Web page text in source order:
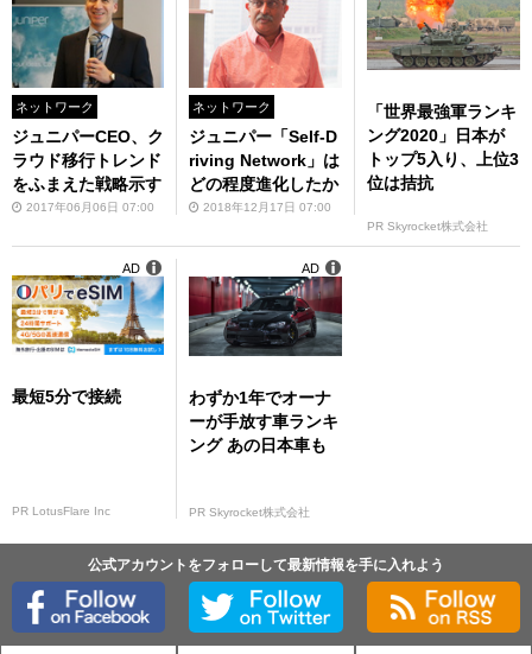
ネットワーク
ジュニパーCEO、ク
ラウド移行トレンド
をふまえた戦略示す
2017年06月06日 07:00
ネットワーク
ジュニパー「Self-D
riving Network」は
どの程度進化したか
2018年12月17日 07:00
「世界最強軍ランキ
ング2020」日本が
トップ5入り、上位3
位は拮抗
PR Skyrocket株式会社
最短5分で接続
PR LotusFlare Inc
AD
わずか1年でオーナ
ーが手放す車ランキ
ング あの日本車も
PR Skyrocket株式会社
AD
公式アカウントをフォローして最新情報を手に入れよう